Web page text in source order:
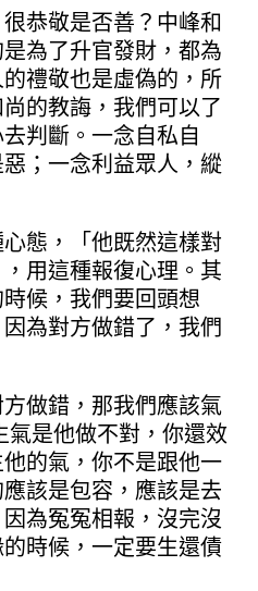
恭敬是否善？中峰和
為了升官發財，都為
禮敬也是虛偽的，所
的教誨，我們可以了
判斷。一念自私自
；一念利益眾人，縱
態，「他既然這樣對
用這種報復心理。其
候，我們要回頭想
為對方做錯了，我們
做錯，那我們應該氣
是他做不對，你還效
的氣，你不是跟他一
該是包容，應該是去
為冤冤相報，沒完沒
時候，一定要生還債